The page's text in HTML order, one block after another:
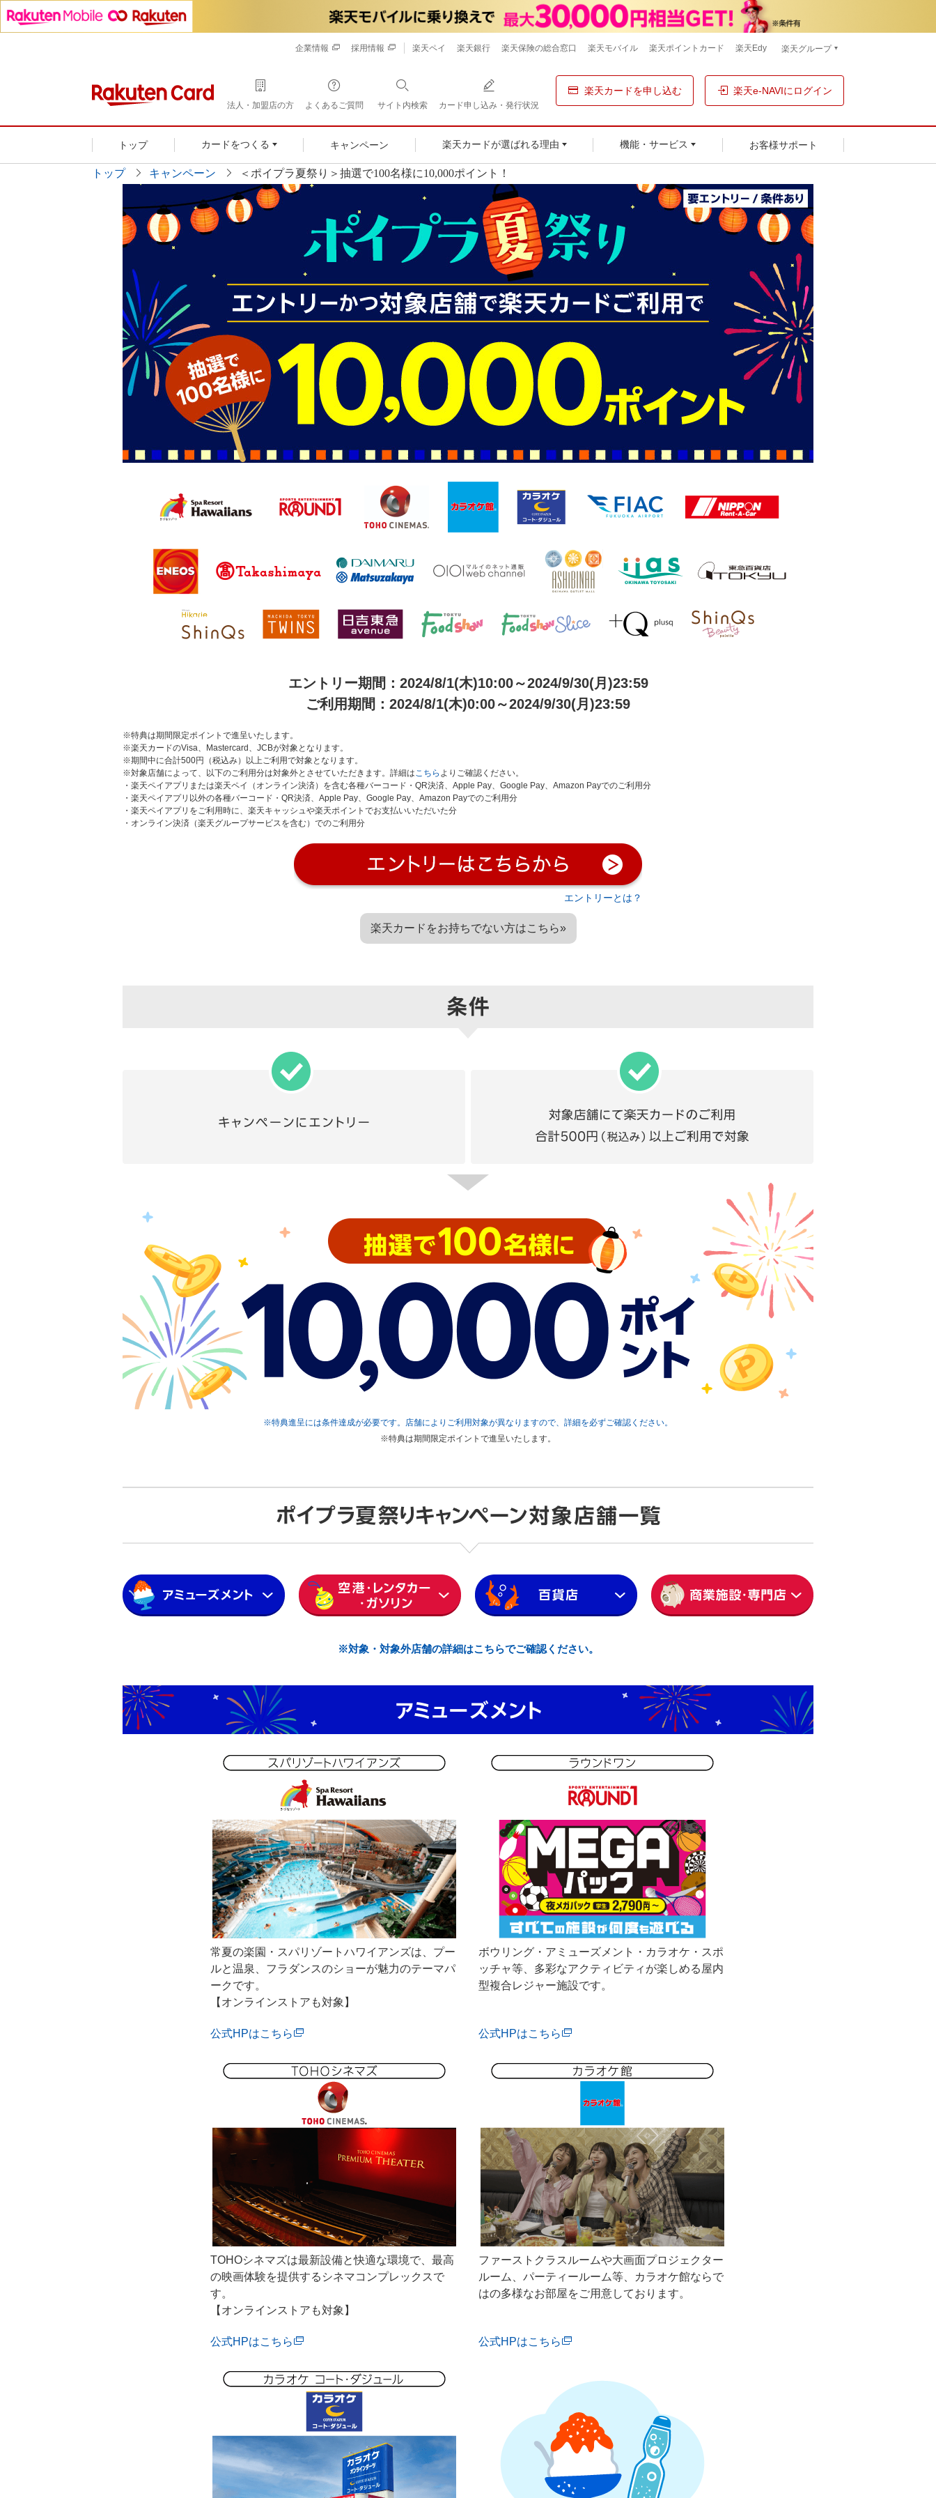
企業情報 採用情報 楽天ペイ 楽天銀行 楽天保険の総合窓口 楽天モバイル 楽天ポイントカード 楽天Edy 楽天グループ
法人・加盟店の方 よくあるご質問 サイト内検索 カード申し込み・発行状況
楽天カードを申し込む 楽天e-NAVIにログイン
トップ カードをつくる キャンペーン 楽天カードが選ばれる理由 機能・サービス お客様サポート
トップ キャンペーン ＜ポイプラ夏祭り＞抽選で100名様に10,000ポイント！
エントリー期間：2024/8/1(木)10:00～2024/9/30(月)23:59
ご利用期間：2024/8/1(木)0:00～2024/9/30(月)23:59
※特典は期間限定ポイントで進呈いたします。
※楽天カードのVisa、Mastercard、JCBが対象となります。
※期間中に合計500円（税込み）以上ご利用で対象となります。
※対象店舗によって、以下のご利用分は対象外とさせていただきます。詳細は こちら よりご確認ください。
・楽天ペイアプリまたは楽天ペイ（オンライン決済）を含む各種バーコード・QR決済、Apple Pay、Google Pay、Amazon Payでのご利用分
・楽天ペイアプリ以外の各種バーコード・QR決済、Apple Pay、Google Pay、Amazon Payでのご利用分
・楽天ペイアプリをご利用時に、楽天キャッシュや楽天ポイントでお支払いいただいた分
・オンライン決済（楽天グループサービスを含む）でのご利用分
エントリーとは？
楽天カードをお持ちでない方はこちら»
※特典進呈には条件達成が必要です。店舗によりご利用対象が異なりますので、詳細を必ずご確認ください。
※特典は期間限定ポイントで進呈いたします。
※対象・対象外店舗の詳細はこちらでご確認ください。
常夏の楽園・スパリゾートハワイアンズは、プー
ルと温泉、フラダンスのショーが魅力のテーマパ
ークです。
【オンラインストアも対象】
ボウリング・アミューズメント・カラオケ・スポ
ッチャ等、多彩なアクティビティが楽しめる屋内
型複合レジャー施設です。
公式HPはこちら 公式HPはこちら
TOHOシネマズは最新設備と快適な環境で、最高
の映画体験を提供するシネマコンプレックスで
す。
【オンラインストアも対象】
ファーストクラスルームや大画面プロジェクター
ルーム、パーティールーム等、カラオケ館ならで
はの多様なお部屋をご用意しております。
公式HPはこちら 公式HPはこちら